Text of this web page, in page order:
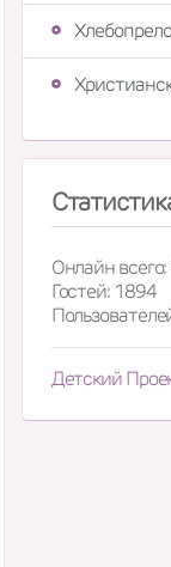
Онлайн
Гостей: 1894
Детский